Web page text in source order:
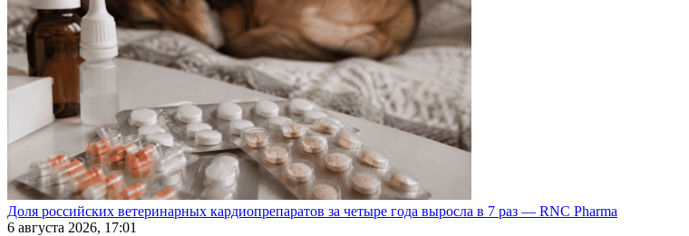
Доля российских ветеринарных кардиопрепаратов за четыре года выросла в 7 раз — RNC Pharma
6 августа 2026, 17:01